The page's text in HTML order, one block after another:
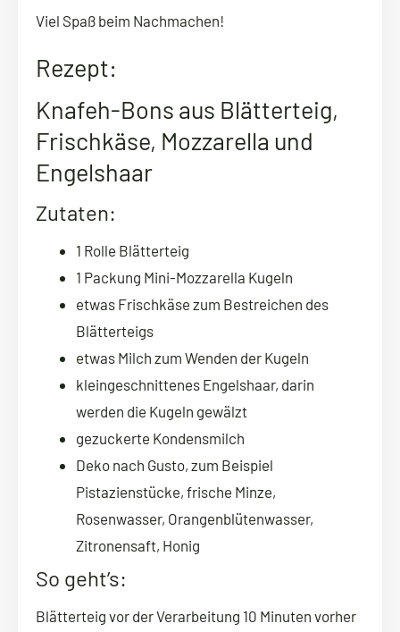
Viel Spaß beim Nachmachen!
Rezept:
Knafeh-Bons aus Blätterteig,
Frischkäse, Mozzarella und
Engelshaar
Zutaten:
1 Rolle Blätterteig
1 Packung Mini-Mozzarella Kugeln
etwas Frischkäse zum Bestreichen des
Blätterteigs
etwas Milch zum Wenden der Kugeln
kleingeschnittenes Engelshaar, darin
werden die Kugeln gewälzt
gezuckerte Kondensmilch
Deko nach Gusto, zum Beispiel
Pistazienstücke, frische Minze,
Rosenwasser, Orangenblütenwasser,
Zitronensaft, Honig
So geht’s:
Blätterteig vor der Verarbeitung 10 Minuten vorher